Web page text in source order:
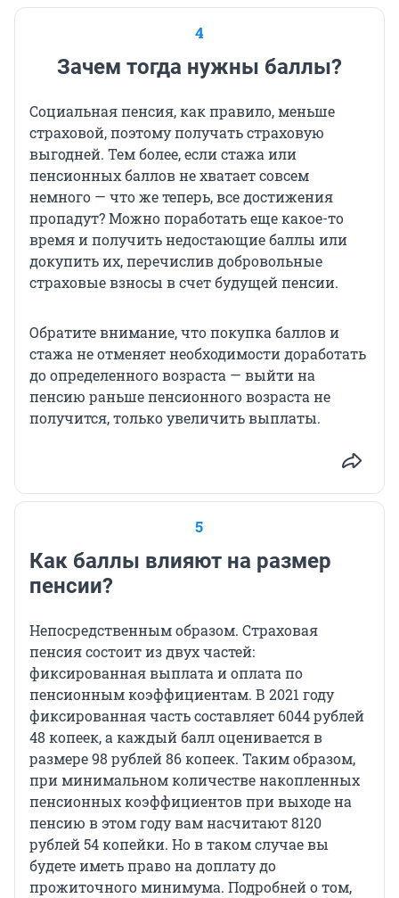
4
Зачем тогда нужны баллы?
Социальная пенсия, как правило, меньше
страховой, поэтому получать страховую
выгодней. Тем более, если стажа или
пенсионных баллов не хватает совсем
немного — что же теперь, все достижения
пропадут? Можно поработать еще какое-то
время и получить недостающие баллы или
докупить их, перечислив добровольные
страховые взносы в счет будущей пенсии.
Обратите внимание, что покупка баллов и
стажа не отменяет необходимости доработать
до определенного возраста — выйти на
пенсию раньше пенсионного возраста не
получится, только увеличить выплаты.
5
Как баллы влияют на размер
пенсии?
Непосредственным образом. Страховая
пенсия состоит из двух частей:
фиксированная выплата и оплата по
пенсионным коэффициентам. В 2021 году
фиксированная часть составляет 6044 рублей
48 копеек, а каждый балл оценивается в
размере 98 рублей 86 копеек. Таким образом,
при минимальном количестве накопленных
пенсионных коэффициентов при выходе на
пенсию в этом году вам насчитают 8120
рублей 54 копейки. Но в таком случае вы
будете иметь право на доплату до
прожиточного минимума. Подробней о том,